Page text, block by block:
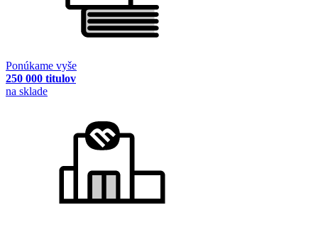
Ponúkame vyše
250 000 titulov
na sklade